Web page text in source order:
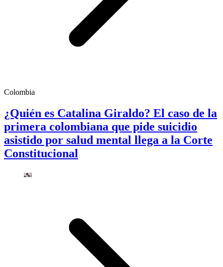
Colombia
¿Quién es Catalina Giraldo? El caso de la
primera colombiana que pide suicidio
asistido por salud mental llega a la Corte
Constitucional